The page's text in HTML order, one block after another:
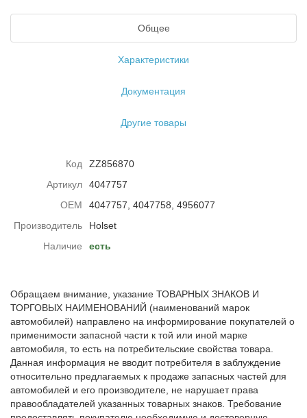
Общее
Характеристики
Документация
Другие товары
Код
ZZ856870
Артикул
4047757
ОЕМ
4047757, 4047758, 4956077
Производитель
Holset
Наличие
есть
Обращаем внимание, указание ТОВАРНЫХ ЗНАКОВ И
ТОРГОВЫХ НАИМЕНОВАНИЙ (наименований марок
автомобилей) направлено на информирование покупателей о
применимости запасной части к той или иной марке
автомобиля, то есть на потребительские свойства товара.
Данная информация не вводит потребителя в заблуждение
относительно предлагаемых к продаже запасных частей для
автомобилей и его производителе, не нарушает права
правообладателей указанных товарных знаков. Требование